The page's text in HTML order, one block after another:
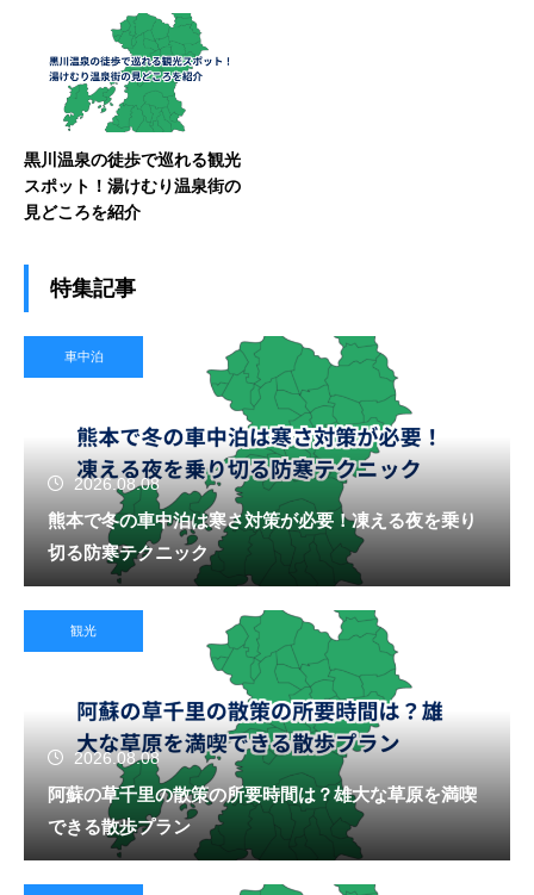
黒川温泉の徒歩で巡れる観光
スポット！湯けむり温泉街の
見どころを紹介
特集記事
車中泊
2026.08.08
熊本で冬の車中泊は寒さ対策が必要！凍える夜を乗り
切る防寒テクニック
観光
2026.08.08
阿蘇の草千里の散策の所要時間は？雄大な草原を満喫
できる散歩プラン